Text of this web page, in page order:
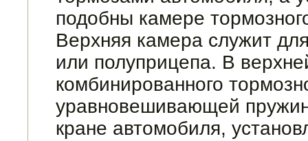
подоб­ны камере
Верхняя камера служит
или полуприцепа. В
комбинированного
уравновешивающей
кране автомобиля,